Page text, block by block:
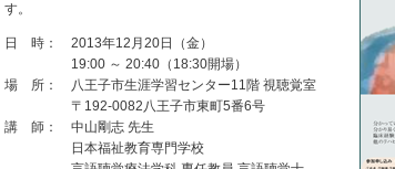
す。
日 時： 2013年12月20日（金）
19:00 ～ 20:40（18:30開場）
場 所： 八王子市生涯学習センター11階 視聴覚室
〒192-0082八王子市東町5番6号
講 師： 中山剛志 先生
日本福祉教育専門学校